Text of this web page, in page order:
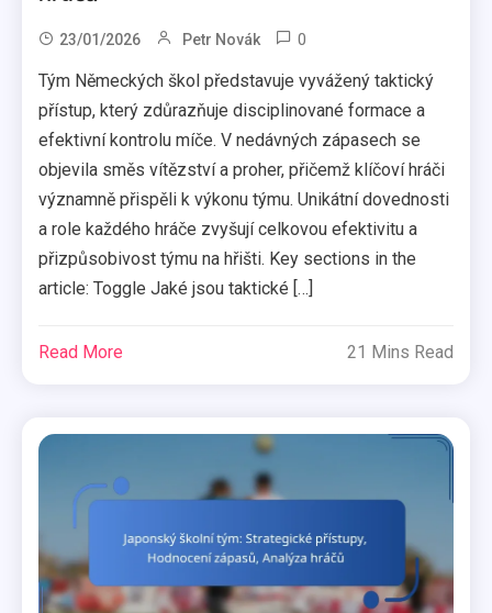
23/01/2026 Petr Novák 0
Tým Německých škol představuje vyvážený taktický
přístup, který zdůrazňuje disciplinované formace a
efektivní kontrolu míče. V nedávných zápasech se
objevila směs vítězství a proher, přičemž klíčoví hráči
významně přispěli k výkonu týmu. Unikátní dovednosti
a role každého hráče zvyšují celkovou efektivitu a
přizpůsobivost týmu na hřišti. Key sections in the
article: Toggle Jaké jsou taktické […]
Read More 21 Mins Read